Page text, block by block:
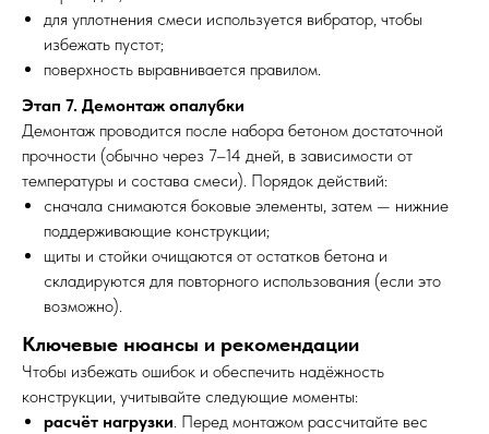
для уплотнения смеси используется вибратор, чтобы
избежать пустот;
поверхность выравнивается правилом.
Этап 7. Демонтаж опалубки
Демонтаж проводится после набора бетоном достаточной
прочности (обычно через 7–14 дней, в зависимости от
температуры и состава смеси). Порядок действий:
сначала снимаются боковые элементы, затем — нижние
поддерживающие конструкции;
щиты и стойки очищаются от остатков бетона и
складируются для повторного использования (если это
возможно).
Ключевые нюансы и рекомендации
Чтобы избежать ошибок и обеспечить надёжность
конструкции, учитывайте следующие моменты:
расчёт нагрузки. Перед монтажом рассчитайте вес